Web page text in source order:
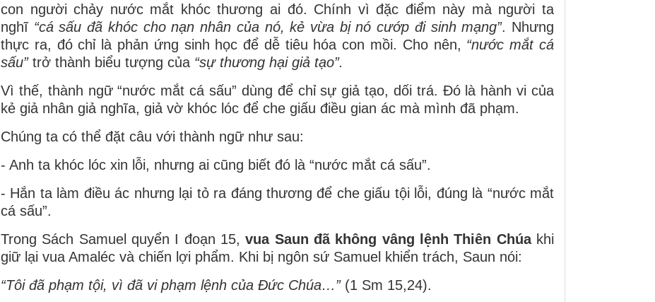
con người chảy nước mắt khóc thương ai đó. Chính vì đặc điểm này mà người ta
nghĩ “cá sấu đã khóc cho nạn nhân của nó, kẻ vừa bị nó cướp đi sinh mạng”. Nhưng
thực ra, đó chỉ là phản ứng sinh học để dễ tiêu hóa con mồi. Cho nên, “nước mắt cá
sấu”trở thành biểu tượng của “sự thương hại giả tạo”.
Vì thế, thành ngữ “nước mắt cá sấu” dùng để chỉ sự giả tạo, dối trá. Đó là hành vi của
kẻ giả nhân giả nghĩa, giả vờ khóc lóc để che giấu điều gian ác mà mình đã phạm.
Chúng ta có thể đặt câu với thành ngữ như sau:
- Anh ta khóc lóc xin lỗi, nhưng ai cũng biết đó là “nước mắt cá sấu”.
- Hắn ta làm điều ác nhưng lại tỏ ra đáng thương để che giấu tội lỗi, đúng là “nước mắt
cá sấu”.
Trong Sách Samuel quyển I đoạn 15,vua Saun đã không vâng lệnh Thiên Chúa khi
giữ lại vua Amaléc và chiến lợi phẩm. Khi bị ngôn sứ Samuel khiển trách, Saun nói:
“Tôi đã phạm tội, vì đã vi phạm lệnh của Đức Chúa…” (1 Sm 15,24).